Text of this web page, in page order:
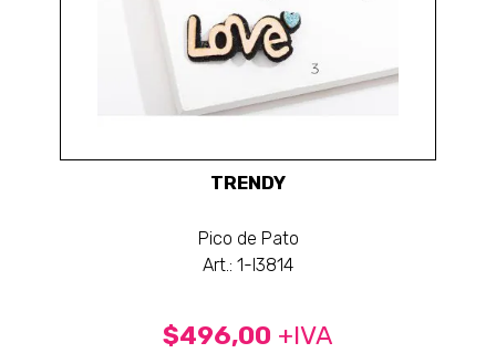
TRENDY
Pico de Pato
Art.: 1-I3814
$496,00 +IVA